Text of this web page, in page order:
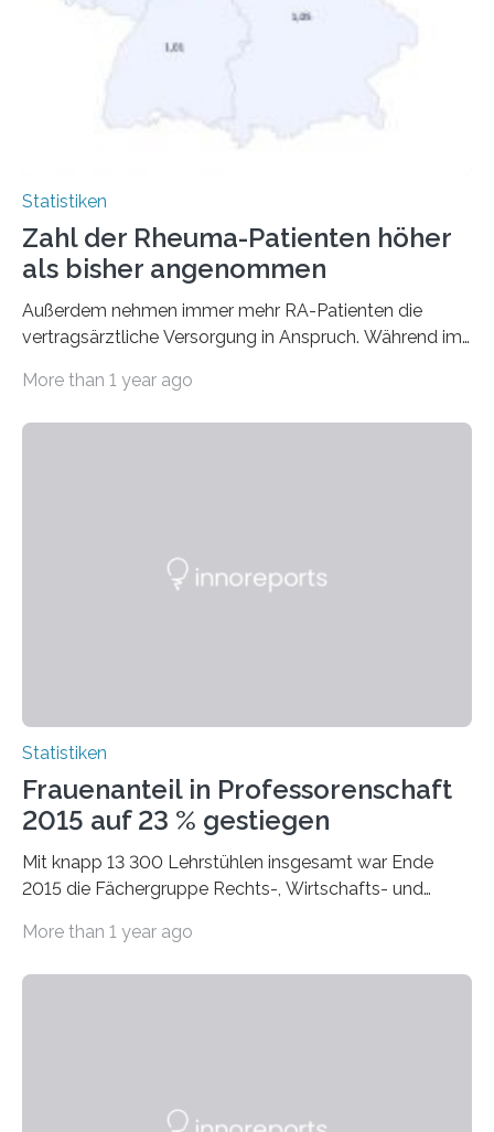
Statistiken
Zahl der Rheuma-Patienten höher
als bisher angenommen
Außerdem nehmen immer mehr RA-Patienten die
vertragsärztliche Versorgung in Anspruch. Während im
More than 1 year ago
Statistiken
Frauenanteil in Professorenschaft
2015 auf 23 % gestiegen
Mit knapp 13 300 Lehrstühlen insgesamt war Ende
2015 die Fächergruppe Rechts-, Wirtschafts- und
bei…
More than 1 year ago